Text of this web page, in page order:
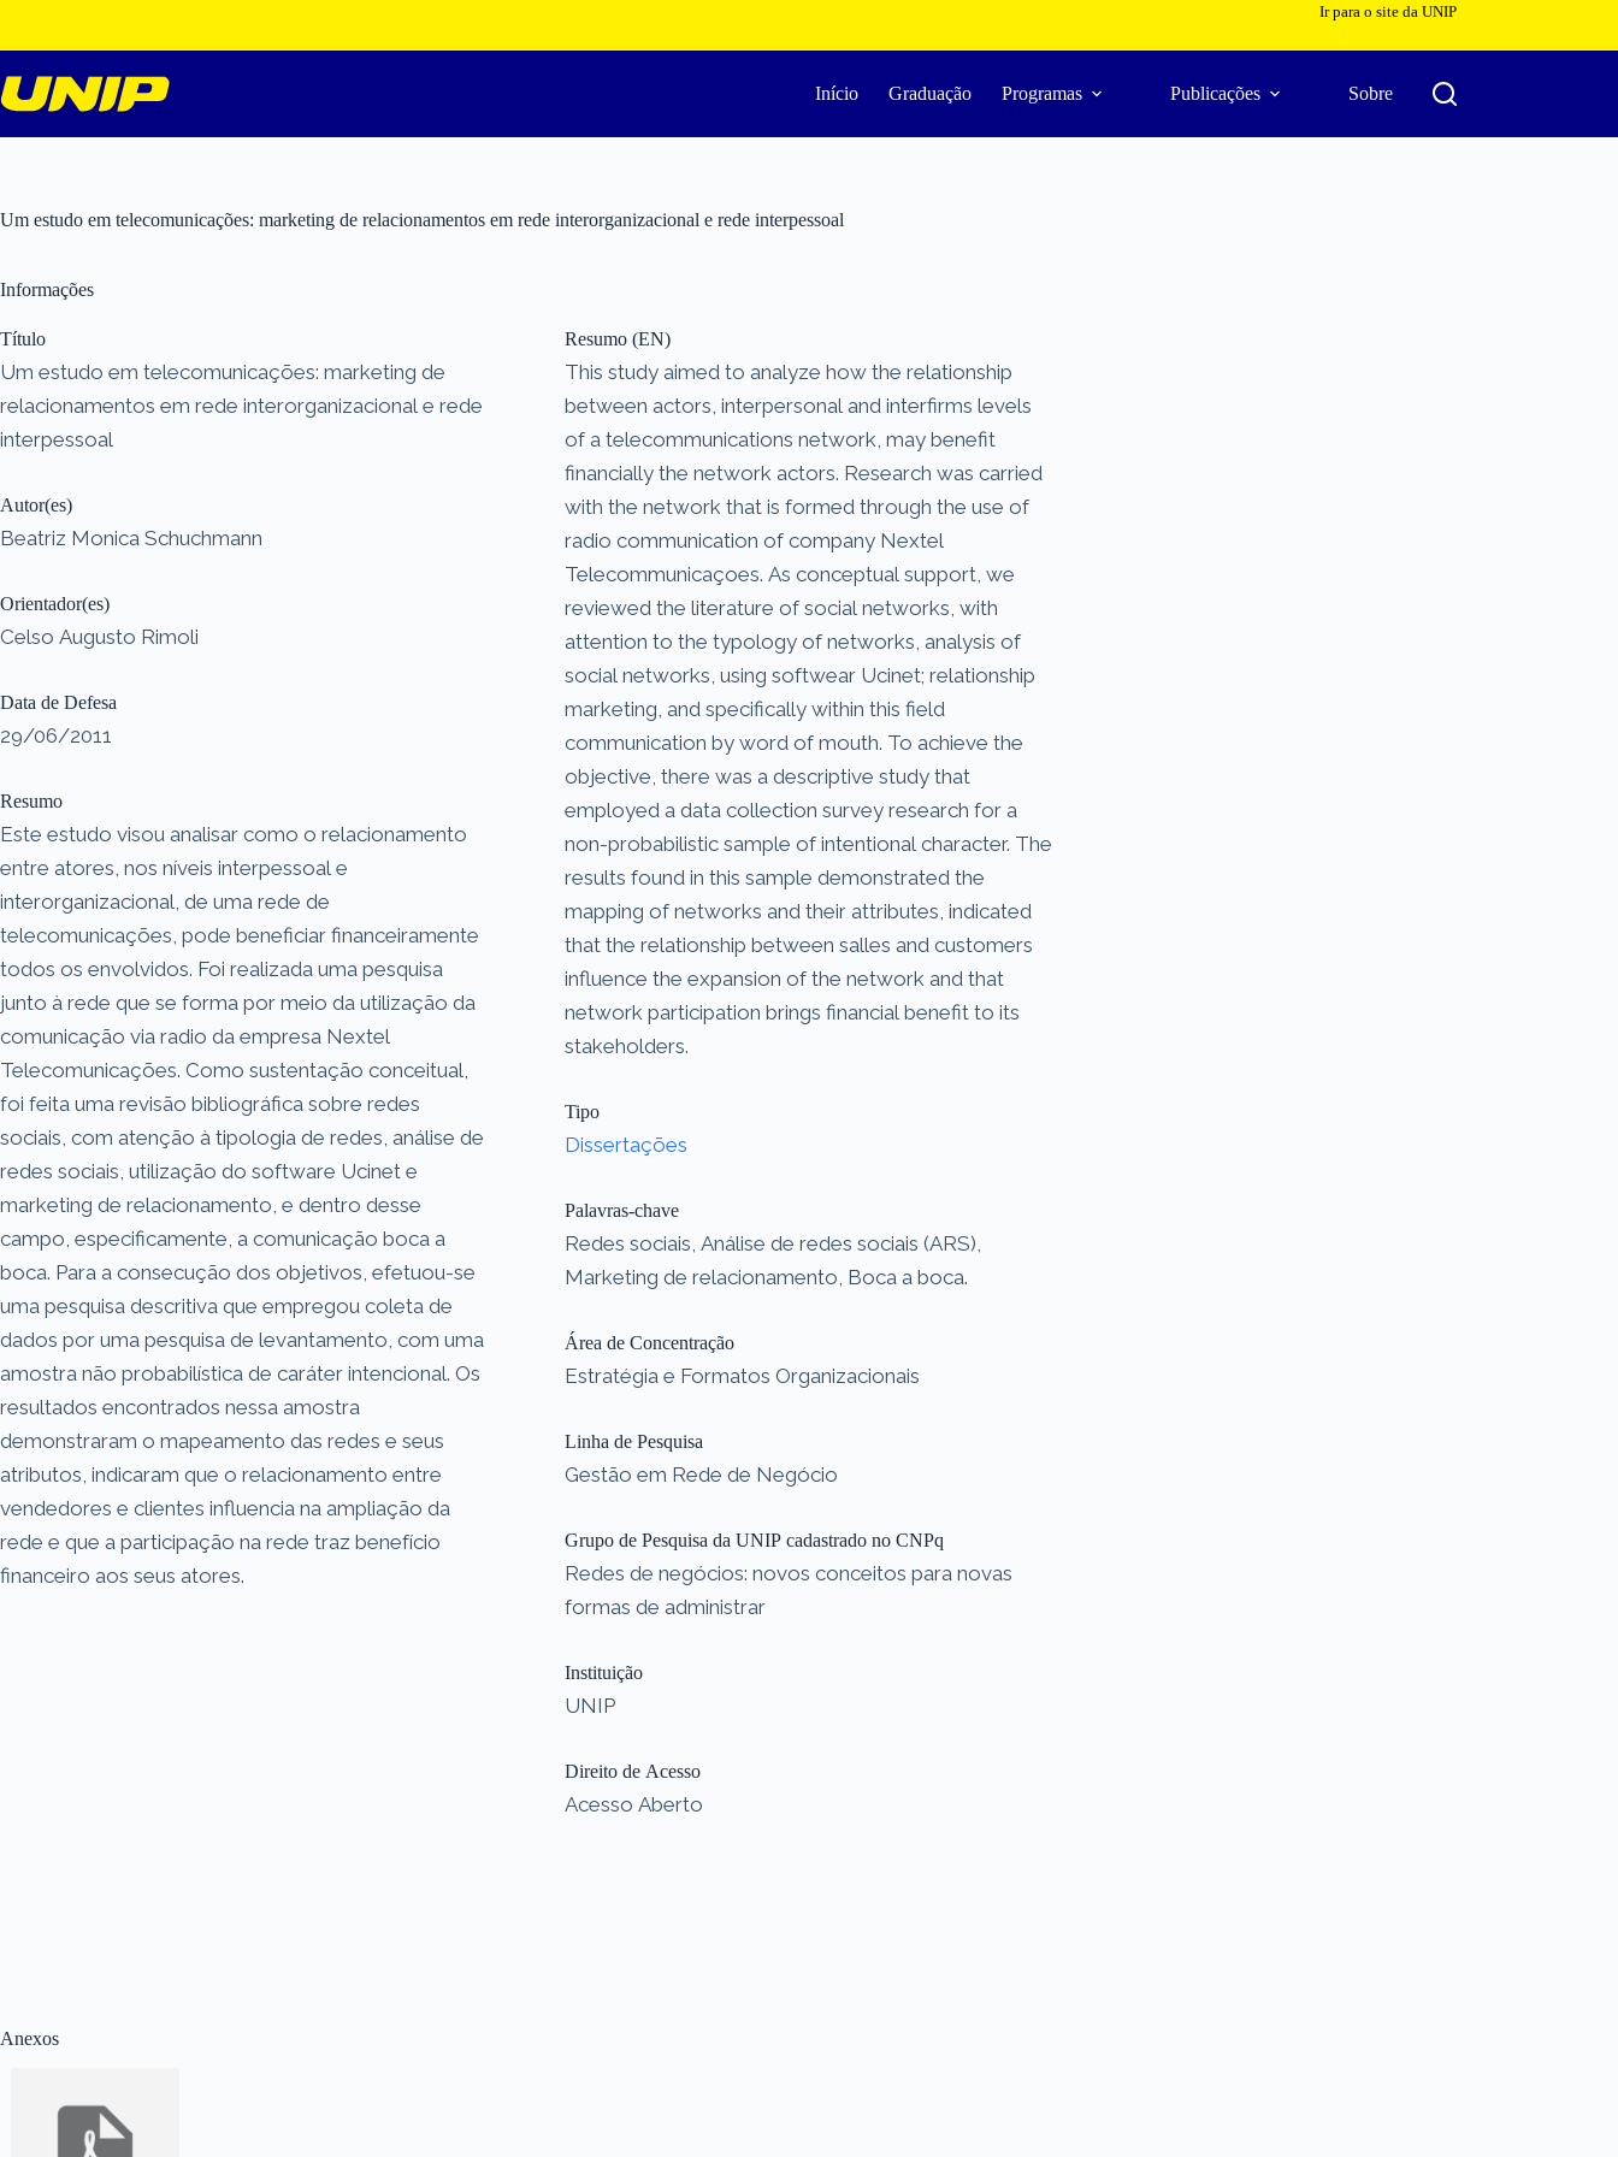
o
conteúdo
Ir para o site da UNIP
Início Graduação Programas Publicações Sobre
Um estudo em telecomunicações: marketing de relacionamentos em rede interorganizacional e rede interpessoal
Anexos
Informações
Título
Um estudo em telecomunicações: marketing de
relacionamentos em rede interorganizacional e rede
interpessoal
Autor(es)
Beatriz Monica Schuchmann
Orientador(es)
Celso Augusto Rimoli
Data de Defesa
29/06/2011
Resumo
Este estudo visou analisar como o relacionamento
entre atores, nos níveis interpessoal e
interorganizacional, de uma rede de
telecomunicações, pode beneficiar financeiramente
todos os envolvidos. Foi realizada uma pesquisa
junto à rede que se forma por meio da utilização da
comunicação via radio da empresa Nextel
Telecomunicações. Como sustentação conceitual,
foi feita uma revisão bibliográfica sobre redes
sociais, com atenção à tipologia de redes, análise de
redes sociais, utilização do software Ucinet e
marketing de relacionamento, e dentro desse
campo, especificamente, a comunicação boca a
boca. Para a consecução dos objetivos, efetuou-se
uma pesquisa descritiva que empregou coleta de
dados por uma pesquisa de levantamento, com uma
amostra não probabilística de caráter intencional. Os
resultados encontrados nessa amostra
demonstraram o mapeamento das redes e seus
atributos, indicaram que o relacionamento entre
vendedores e clientes influencia na ampliação da
rede e que a participação na rede traz benefício
financeiro aos seus atores.
Resumo (EN)
This study aimed to analyze how the relationship
between actors, interpersonal and interfirms levels
of a telecommunications network, may benefit
financially the network actors. Research was carried
with the network that is formed through the use of
radio communication of company Nextel
Telecommunicaçoes. As conceptual support, we
reviewed the literature of social networks, with
attention to the typology of networks, analysis of
social networks, using softwear Ucinet; relationship
marketing, and specifically within this field
communication by word of mouth. To achieve the
objective, there was a descriptive study that
employed a data collection survey research for a
non-probabilistic sample of intentional character. The
results found in this sample demonstrated the
mapping of networks and their attributes, indicated
that the relationship between salles and customers
influence the expansion of the network and that
network participation brings financial benefit to its
stakeholders.
Tipo
Dissertações
Palavras-chave
Redes sociais, Análise de redes sociais (ARS),
Marketing de relacionamento, Boca a boca.
Área de Concentração
Estratégia e Formatos Organizacionais
Linha de Pesquisa
Gestão em Rede de Negócio
Grupo de Pesquisa da UNIP cadastrado no CNPq
Redes de negócios: novos conceitos para novas
formas de administrar
Instituição
UNIP
Direito de Acesso
Acesso Aberto